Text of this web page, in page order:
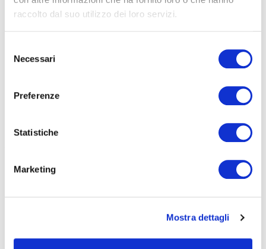
raccolto dal suo utilizzo dei loro servizi.
delNecessari
Preferenze
Statistiche
Marketing
Mostra dettagli
SICUREZZA
Seleziona e filtra per:
ONLINE
CALENDARIOCORSI